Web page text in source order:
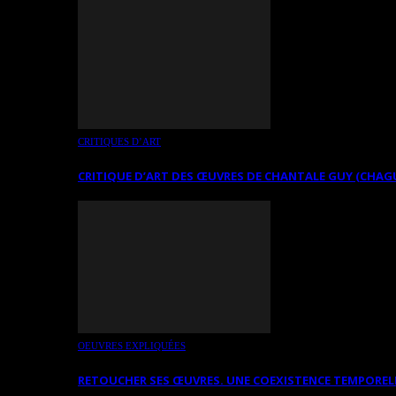
CRITIQUES D’ART
CRITIQUE D’ART DES ŒUVRES DE CHANTALE GUY
OEUVRES EXPLIQUÉES
RETOUCHER SES ŒUVRES. UNE COEXISTENCE